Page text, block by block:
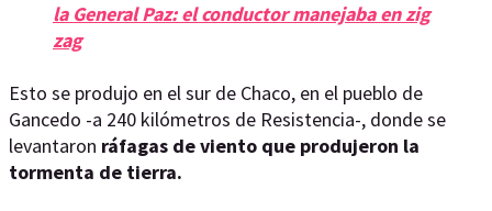
la General Paz: el conductor manejaba en zig
zag
Esto se produjo en el sur de Chaco, en el pueblo de
Gancedo -a 240 kilómetros de Resistencia-, donde se
levantaron ráfagas de viento que produjeron la
tormenta de tierra.